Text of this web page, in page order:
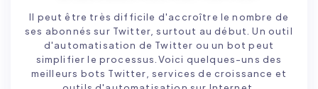
Il peut être très difficile d'accroître le nombre de
ses abonnés sur Twitter, surtout au début. Un outil
d'automatisation de Twitter ou un bot peut
simplifier le processus.Voici quelques-uns des
meilleurs bots Twitter, services de croissance et